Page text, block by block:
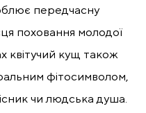
передчасну
поховання молодої
квітучий кущ також
фітосимволом,
чи людська душа.